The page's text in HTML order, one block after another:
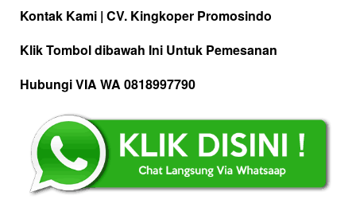
Kontak Kami | CV. Kingkoper Promosindo
Klik Tombol dibawah Ini Untuk Pemesanan
Hubungi VIA WA 0818997790